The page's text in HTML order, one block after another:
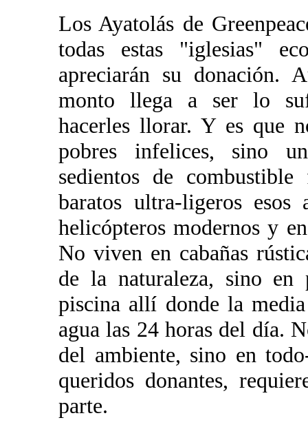
Los Ayatolás de
todas estas "iglesias"
apreciarán su donación.
monto llega a ser lo
hacerles llorar. Y es que
pobres infelices, sino
sedientos de
baratos ultra-ligeros esos
helicópteros modernos y
No viven en cabañas
de la naturaleza, sino
piscina allí donde la
agua las 24 horas del día.
del ambiente, sino en
queridos donantes,
parte.